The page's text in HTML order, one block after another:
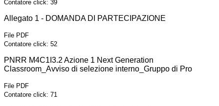
Contatore click: 39
Allegato 1 - DOMANDA DI PARTECIPAZIONE
File PDF
Contatore click: 52
PNRR M4C1I3.2 Azione 1 Next Generation
Classroom_Avviso di selezione interno_Gruppo di Pro
File PDF
Contatore click: 71